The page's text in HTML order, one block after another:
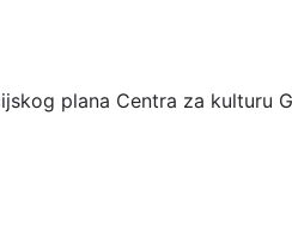
plana Centra za kulturu